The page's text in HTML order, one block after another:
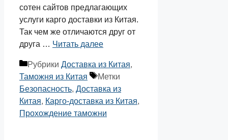
сотен сайтов предлагающих
услуги карго доставки из Китая.
Так чем же отличаются друг от
друга … Читать далее
Рубрики Доставка из Китая,
Таможня из Китая
Метки
Безопасность, Доставка из
Китая, Карго-доставка из Китая,
Прохождение таможни